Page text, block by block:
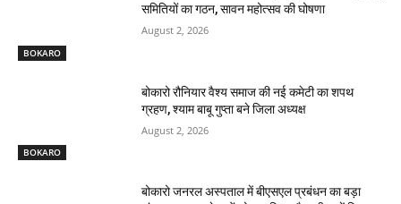
BOKARO
समितियों का गठन, सावन महोत्सव की घोषणा
August 2, 2026
BOKARO
बोकारो रौनियार वैश्य समाज की नई कमेटी का शपथ
ग्रहण, श्याम बाबू गुप्ता बने जिला अध्यक्ष
August 2, 2026
बोकारो जनरल अस्पताल में बीएसएल प्रबंधन का बड़ा